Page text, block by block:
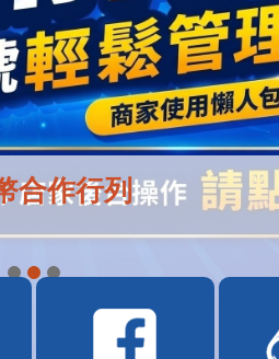
合作行列